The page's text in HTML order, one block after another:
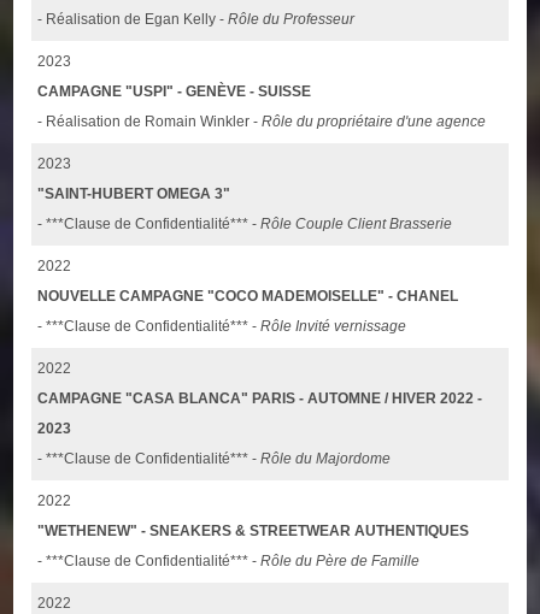
- Réalisation de Egan Kelly -Rôle du Professeur
2023
CAMPAGNE "USPI" - GENÈVE - SUISSE
- Réalisation de Romain Winkler -Rôle du propriétaire d'une agence
2023
"SAINT-HUBERT OMEGA 3"
- ***Clause de Confidentialité*** -Rôle Couple Client Brasserie
2022
NOUVELLE CAMPAGNE "COCO MADEMOISELLE" - CHANEL
- ***Clause de Confidentialité*** -Rôle Invité vernissage
2022
CAMPAGNE "CASA BLANCA" PARIS - AUTOMNE / HIVER 2022 -
2023
- ***Clause de Confidentialité*** -Rôle du Majordome
2022
"WETHENEW" - SNEAKERS & STREETWEAR AUTHENTIQUES
- ***Clause de Confidentialité*** -Rôle du Père de Famille
2022